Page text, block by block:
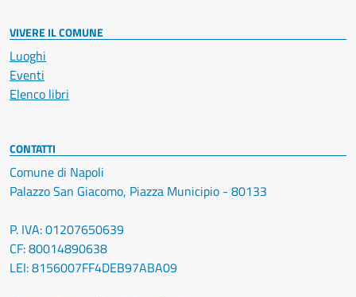
VIVERE IL COMUNE
Luoghi
Eventi
Elenco libri
CONTATTI
Comune di Napoli
Palazzo San Giacomo, Piazza Municipio - 80133
P. IVA: 01207650639
CF: 80014890638
LEI: 8156007FF4DEB97ABA09